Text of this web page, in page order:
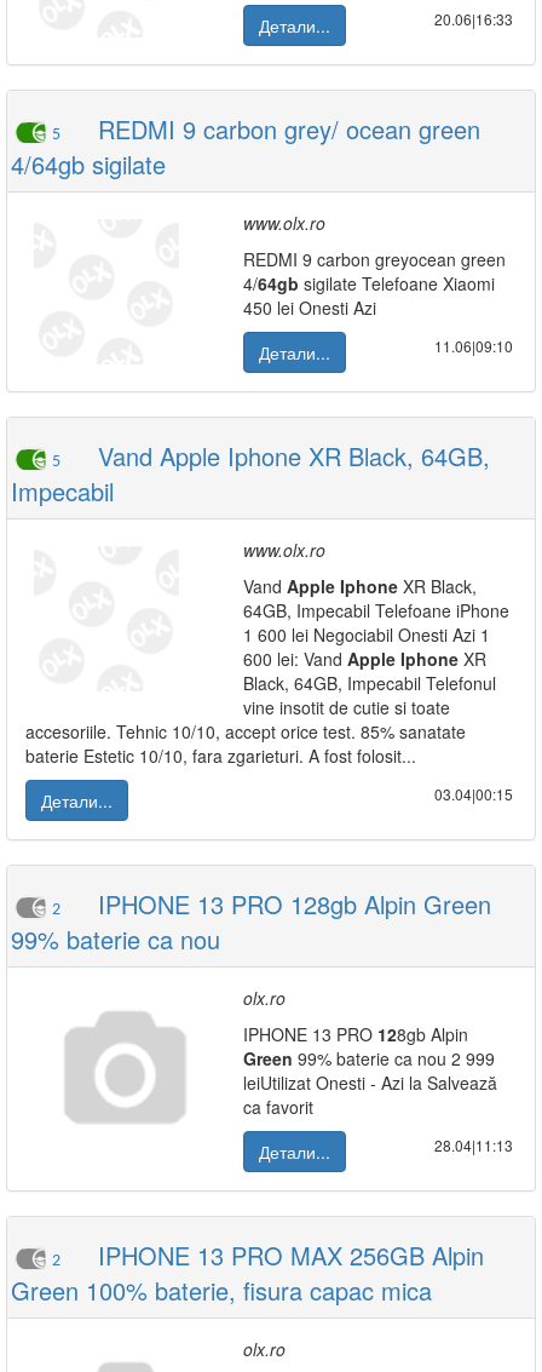
Детали...
20.06|16:33
5
REDMI 9 carbon grey/ ocean green
4/64gb sigilate
www.olx.ro
REDMI 9 carbon greyocean green
4/64gb sigilate Telefoane Xiaomi
450 lei Onesti Azi
Детали...
11.06|09:10
5
Vand Apple Iphone XR Black, 64GB,
Impecabil
www.olx.ro
Vand Apple Iphone XR Black,
64GB, Impecabil Telefoane iPhone
1 600 lei Negociabil Onesti Azi 1
600 lei: Vand Apple Iphone XR
Black, 64GB, Impecabil Telefonul
vine insotit de cutie si toate
accesoriile. Tehnic 10/10, accept orice test. 85% sanatate
baterie Estetic 10/10, fara zgarieturi. A fost folosit...
Детали...
03.04|00:15
2
IPHONE 13 PRO 128gb Alpin Green
99% baterie ca nou
olx.ro
IPHONE 13 PRO 128gb Alpin
Green 99% baterie ca nou 2 999
leiUtilizat Onesti - Azi la Salvează
ca favorit
Детали...
28.04|11:13
2
IPHONE 13 PRO MAX 256GB Alpin
Green 100% baterie, fisura capac mica
olx.ro